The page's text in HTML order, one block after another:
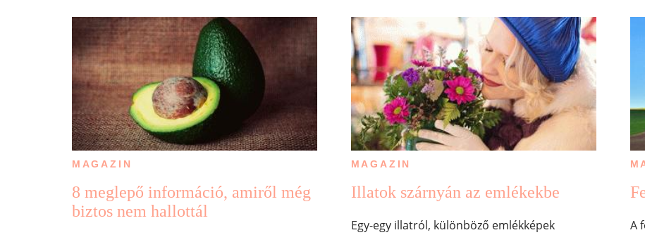
MAGAZIN
8 meglepő információ, amiről még
biztos nem hallottál
MAGAZIN
Illatok szárnyán az emlékekbe
Egy-egy illatról, különböző emlékképek
A